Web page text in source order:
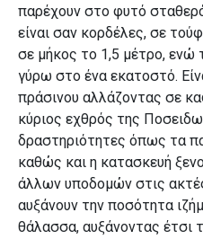
παρέχουν στο φυτό
είναι σαν κορδέλες, σε
σε μήκος το 1,5 μέτρο, ενώ
γύρω στο ένα εκατοστό.
πράσινου αλλάζοντας σε
κύριος εχθρός της
δραστηριότητες όπως τα
καθώς και η κατασκευή
άλλων υποδομών στις
αυξάνουν την ποσότητα
θάλασσα, αυξάνοντας έτσι